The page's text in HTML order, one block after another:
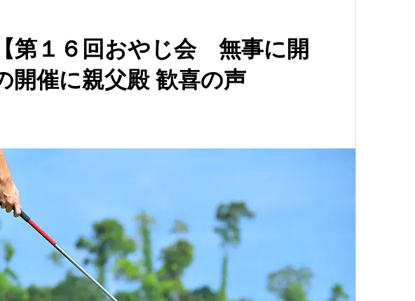
第１６回おやじ会 無事に開
開催に親父殿 歓喜の声